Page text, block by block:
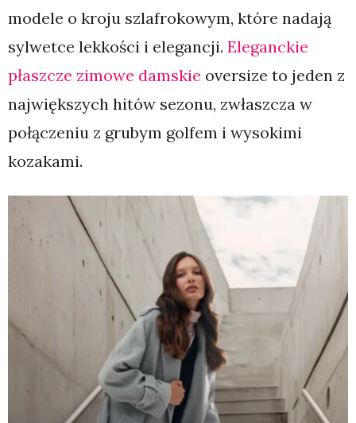
modele o kroju szlafrokowym, które nadają
sylwetce lekkości i elegancji. Eleganckie
płaszcze zimowe damskie oversize to jeden z
największych hitów sezonu, zwłaszcza w
połączeniu z grubym golfem i wysokimi
kozakami.